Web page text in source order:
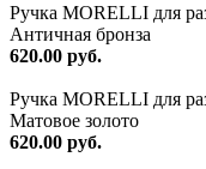
Ручка MORELLI для
Античная бронза
620.00 руб.
Ручка MORELLI для
Матовое золото
620.00 руб.